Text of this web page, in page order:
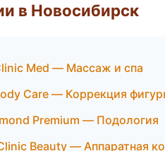
в Новосибирск
Med — Массаж и спа
Care — Коррекция
Premium — Подология
Beauty — Аппаратная